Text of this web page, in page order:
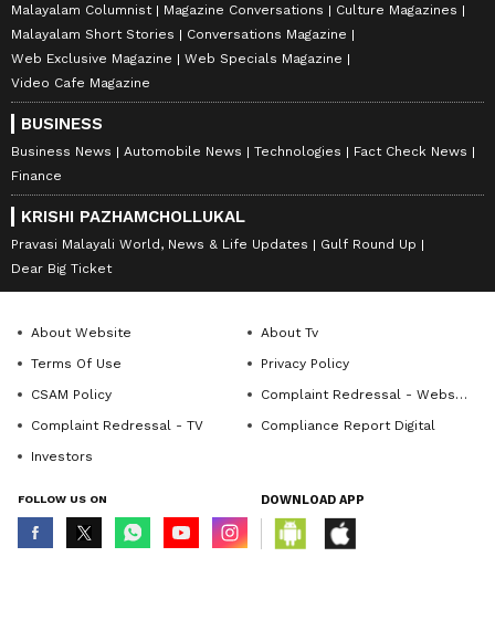
Malayalam Columnist
Magazine Conversations
Culture Magazines
Malayalam Short Stories
Conversations Magazine
Web Exclusive Magazine
Web Specials Magazine
Video Cafe Magazine
BUSINESS
Business News Automobile News Technologies
Fact Check News
Finance
KRISHI PAZHAMCHOLLUKAL
Pravasi Malayali World, News & Life Updates
Gulf Round Up
Dear Big Ticket
About Website
About Tv
Terms Of Use
Privacy Policy
CSAM Policy
Complaint Redressal - Website
Complaint Redressal - TV
Compliance Report Digital
Investors
FOLLOW US ON DOWNLOAD APP